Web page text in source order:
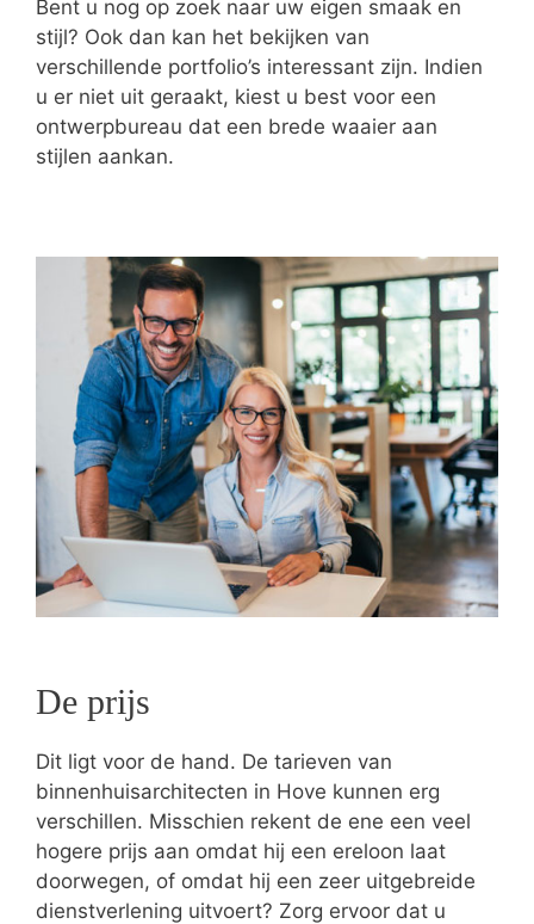
Bent u nog op zoek naar uw eigen smaak en
stijl? Ook dan kan het bekijken van
verschillende portfolio’s interessant zijn. Indien
u er niet uit geraakt, kiest u best voor een
ontwerpbureau dat een brede waaier aan
stijlen aankan.
De prijs
Dit ligt voor de hand. De tarieven van
binnenhuisarchitecten in Hove kunnen erg
verschillen. Misschien rekent de ene een veel
hogere prijs aan omdat hij een ereloon laat
doorwegen, of omdat hij een zeer uitgebreide
dienstverlening uitvoert? Zorg ervoor dat u